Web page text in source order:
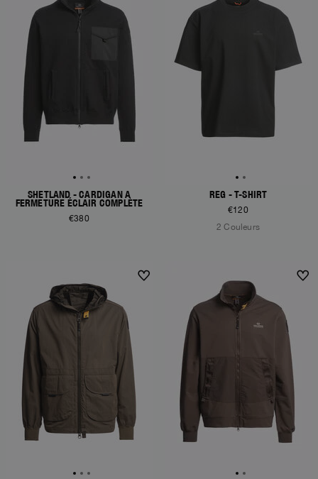
SHETLAND - CARDIGAN À
FERMETURE ÉCLAIR COMPLÈTE
€380
REG - T-SHIRT
€120
2 Couleurs